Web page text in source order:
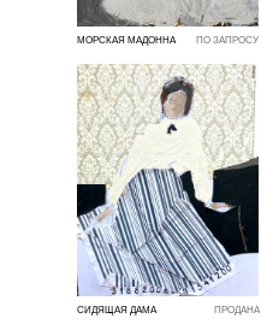
МОРСКАЯ МАДОННА
СИДЯЩАЯ ДАМА ПРОДАНА
ПО ЗАПРОСУ